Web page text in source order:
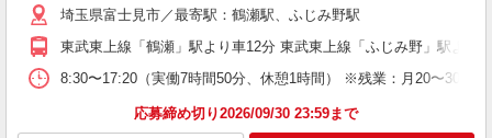
埼玉県富士見市／最寄駅：鶴瀬駅、ふじみ野駅
東武東上線「鶴瀬」駅より車12分 東武東上線「ふじみ野」駅より
8:30〜17:20（実働7時間50分、休憩1時間） ※残業：月20〜30時
応募締め切り2026/09/30 23:59まで